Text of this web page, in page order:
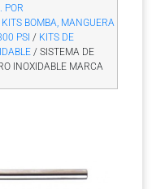
POR
KITS BOMBA, MANGUERA
PSI / KITS DE
/ SISTEMA DE
INOXIDABLE MARCA